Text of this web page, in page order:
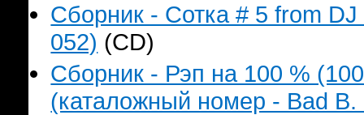
Сборник - Сотка # 5 from
052) (CD)
Сборник - Рэп на 100 %
(каталожный номер - Bad B.